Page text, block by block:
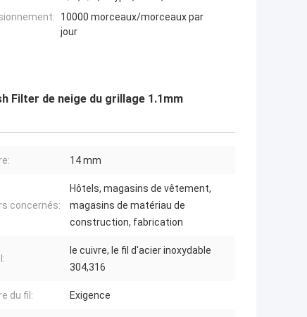
10000 morceaux/morceaux par
jour
Filter de neige du grillage 1.1mm
14 mm
concernés:
Hôtels, magasins de vêtement,
magasins de matériau de
construction, fabrication
le cuivre, le fil d'acier inoxydable
304,316
du fil: Exigence